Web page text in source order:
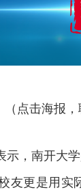
（点击海报
，南开大
友更是用实